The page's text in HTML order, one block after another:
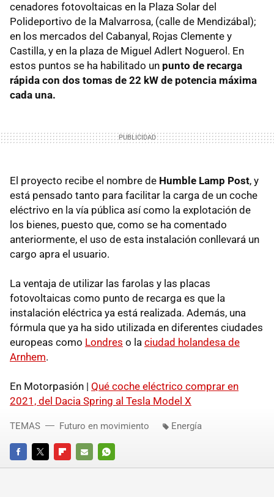
cenadores fotovoltaicas en la Plaza Solar del
Polideportivo de la Malvarrosa, (calle de Mendizábal);
en los mercados del Cabanyal, Rojas Clemente y
Castilla, y en la plaza de Miguel Adlert Noguerol. En
estos puntos se ha habilitado un punto de recarga
rápida con dos tomas de 22 kW de potencia máxima
cada una.
El proyecto recibe el nombre de Humble Lamp Post, y
está pensado tanto para facilitar la carga de un coche
eléctrivo en la vía pública así como la explotación de
los bienes, puesto que, como se ha comentado
anteriormente, el uso de esta instalación conllevará un
cargo apra el usuario.
La ventaja de utilizar las farolas y las placas
fotovoltaicas como punto de recarga es que la
instalación eléctrica ya está realizada. Además, una
fórmula que ya ha sido utilizada en diferentes ciudades
europeas como Londres o la ciudad holandesa de
Arnhem.
En Motorpasión | Qué coche eléctrico comprar en
2021, del Dacia Spring al Tesla Model X
FACEBOOKTWITTERFLIPBOARD
E-
WHATSAPP
TEMAS Futuro en movimiento Energía